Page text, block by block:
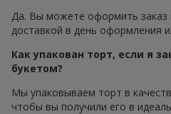
Да. Вы можете оформить заказ
доставкой в день оформления
Как упакован торт, если я
букетом?
Мы упаковываем торт в
чтобы вы получили его в